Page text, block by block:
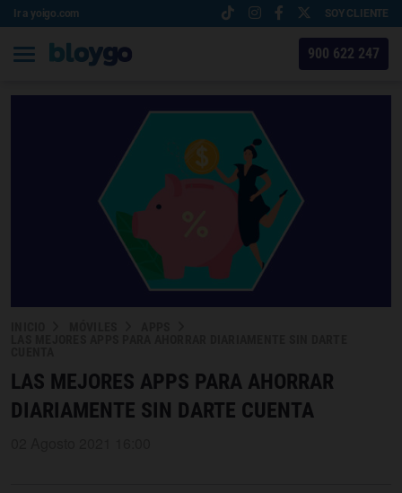
Ir a yoigo.com SOY CLIENTE
900 622 247
LAS MEJORES APPS PARA AHORRAR
DIARIAMENTE SIN DARTE CUENTA